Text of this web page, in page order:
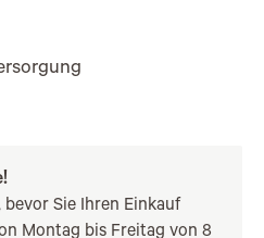
Sie Ihren Einkauf
Montag bis Freitag von 8